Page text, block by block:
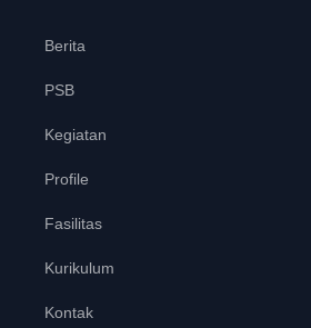
Berita
PSB
Kegiatan
Profile
Fasilitas
Kurikulum
Kontak